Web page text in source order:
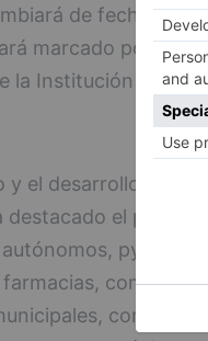
de fechas y
marcado por
la Institución Fernán
y el desarrollo
destacado el papel
pymes y
farmacias,